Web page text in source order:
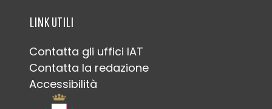
LINK UTILI
Contatta gli uffici IAT
Contatta la redazione
Accessibilità